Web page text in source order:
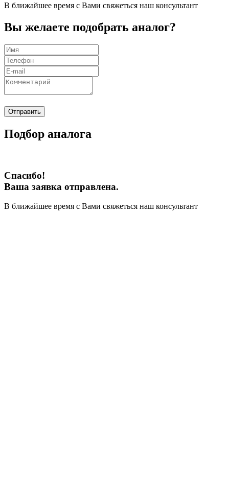
В ближайшее время с Вами свяжеться наш консультант
Вы желаете подобрать аналог?
Отправить
Подбор аналога
Спасибо!
Ваша заявка отправлена.
В ближайшее время с Вами свяжеться наш консультант